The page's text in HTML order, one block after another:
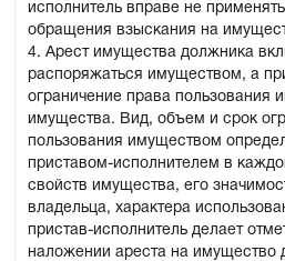
исполнитель вправе не
обращения взыскания на
4. Арест имущества должника
распоряжаться имуществом, а
ограничение права пользования
имущества. Вид, объем и срок
пользования имуществом
приставом-исполнителем в
свойств имущества, его
владельца, характера
пристав-исполнитель делает
наложении ареста на имущество